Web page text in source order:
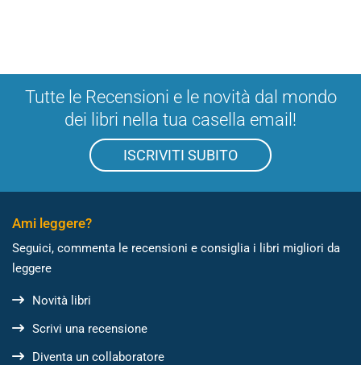
Tutte le Recensioni e le novità dal mondo
dei libri nella tua casella email!
ISCRIVITI SUBITO
Ami leggere?
Seguici, commenta le recensioni e consiglia i libri migliori da
leggere
Novità libri
Scrivi una recensione
Diventa un collaboratore